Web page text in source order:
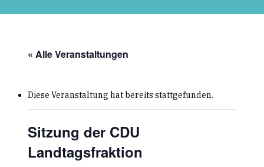
« Alle Veranstaltungen
Diese Veranstaltung hat bereits stattgefunden.
Sitzung der CDU
Landtagsfraktion